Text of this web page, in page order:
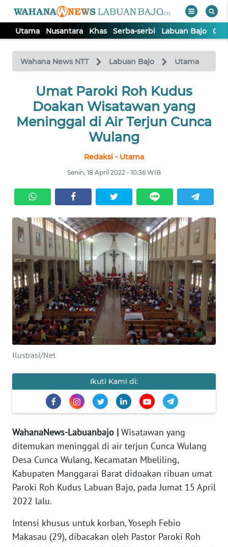
Utama Nusantara Khas Serba-serbi Labuan Bajo
Wahana News NTT Labuan Bajo Utama
Umat Paroki Roh Kudus
Doakan Wisatawan yang
Meninggal di Air Terjun Cunca
Wulang
Redaksi - Utama
Senin, 18 April 2022 - 10:36 WIB
Ilustrasi/Net
Ikuti Kami di:
WahanaNews-Labuanbajo | Wisatawan yang
ditemukan meninggal di air terjun Cunca Wulang
Desa Cunca Wulang, Kecamatan Mbeliling,
Kabupaten Manggarai Barat didoakan ribuan umat
Paroki Roh Kudus Labuan Bajo, pada Jumat 15 April
2022 lalu.
Intensi khusus untuk korban, Yoseph Febio
Makasau (29), dibacakan oleh Pastor Paroki Roh
TV
Tutup
UTAMA
NUSANTARA
SERBI
LABUAN
BAJO
OPINI
Informasi
INDEKS
BERITA
KONTAK
KAMI
IKLAN
KAMI
PEDOMAN
SIBER
REDAKSI
KARIR